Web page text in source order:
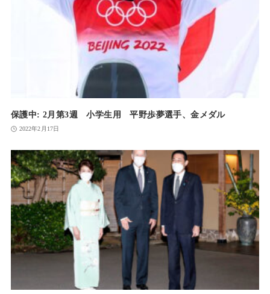
保護中: 2月第3週 小学生用 平野歩夢選手、金メダル
2022年2月17日